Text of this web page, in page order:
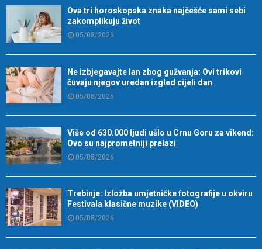
Ova tri horoskopska znaka najčešće sami sebi
zakomplikuju život
05/08/2026
Ne izbjegavajte lan zbog gužvanja: Ovi trikovi
čuvaju njegov uredan izgled cijeli dan
05/08/2026
Više od 630.000 ljudi ušlo u Crnu Goru za vikend:
Ovo su najprometniji prelazi
05/08/2026
Trebinje: Izložba umjetničke fotografije u okviru
Festivala klasične muzike (VIDEO)
05/08/2026